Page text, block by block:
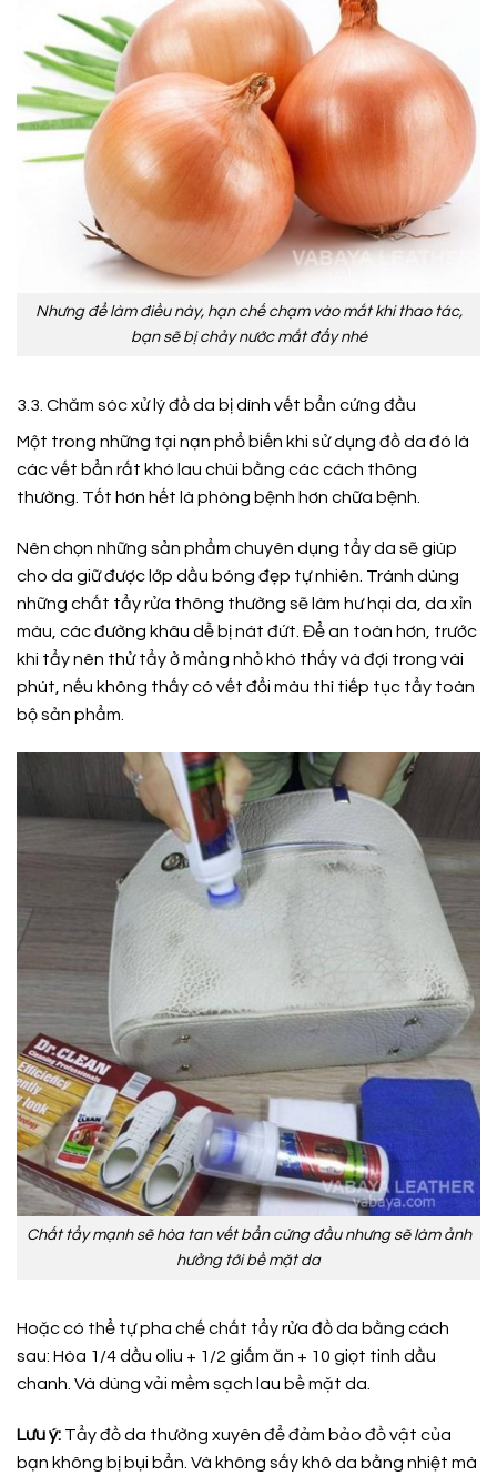
Nhưng để làm điều này, hạn chế chạm vào mắt khi thao tác,
bạn sẽ bị chảy nước mắt đấy nhé
3.3. Chăm sóc xử lý đồ da bị dính vết bẩn cứng đầu
Một trong những tại nạn phổ biến khi sử dụng đồ da đó là
các vết bẩn rất khó lau chùi bằng các cách thông
thường. Tốt hơn hết là phòng bệnh hơn chữa bệnh.
Nên chọn những sản phẩm chuyên dụng tẩy da sẽ giúp
cho da giữ được lớp dầu bóng đẹp tự nhiên. Tránh dùng
những chất tẩy rửa thông thường sẽ làm hư hại da, da xỉn
màu, các đường khâu dễ bị nát đứt. Để an toàn hơn, trước
khi tẩy nên thử tẩy ở mảng nhỏ khó thấy và đợi trong vài
phút, nếu không thấy có vết đổi màu thì tiếp tục tẩy toàn
bộ sản phẩm.
Chất tẩy mạnh sẽ hòa tan vết bẩn cứng đầu nhưng sẽ làm ảnh
hưởng tới bề mặt da
Hoặc có thể tự pha chế chất tẩy rửa đồ da bằng cách
sau: Hòa 1/4 dầu oliu + 1/2 giấm ăn + 10 giọt tinh dầu
chanh. Và dùng vải mềm sạch lau bề mặt da.
Lưu ý: Tẩy đồ da thường xuyên để đảm bảo đồ vật của
bạn không bị bụi bẩn. Và không sấy khô da bằng nhiệt mà